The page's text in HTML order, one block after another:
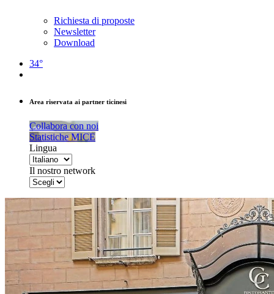
Richiesta di proposte
Newsletter
Download
34°
Area riservata ai partner ticinesi
Collabora con noi
Statistiche MICE
Lingua
Il nostro network